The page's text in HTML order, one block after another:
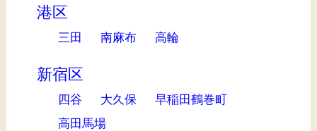
港区
三田 南麻布 高輪
新宿区
四谷 大久保
早稲田鶴巻町
高田馬場